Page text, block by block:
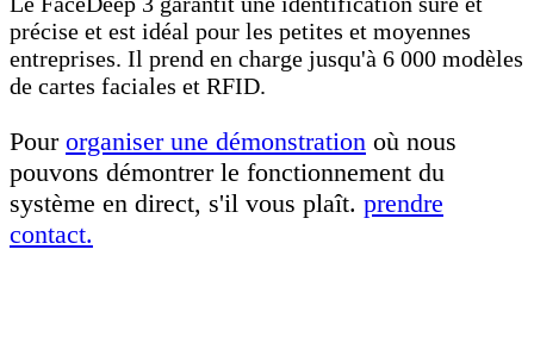
précise et est idéal pour les petites et moyennes
entreprises. Il prend en charge jusqu'à 6 000 modèles
de cartes faciales et RFID.
Pour organiser une démonstration où nous
pouvons démontrer le fonctionnement du
système en direct, s'il vous plaît. prendre
contact.